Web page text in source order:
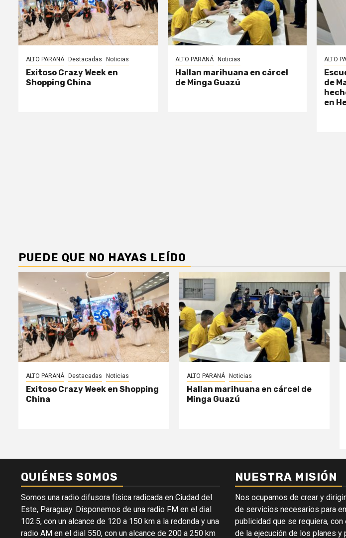
ALTO PARANÁ Destacadas Noticias
Exitoso Crazy Week en
Shopping China
ALTO PARANÁ Noticias
Hallan marihuana en cárcel
de Minga Guazú
ALTO
de
en
PUEDE QUE NO HAYAS LEÍDO
ALTO PARANÁ Destacadas Noticias
Exitoso Crazy Week en Shopping
China
ALTO PARANÁ Noticias
Hallan marihuana en cárcel de
Minga Guazú
QUIÉNES SOMOS
Somos una radio difusora física radicada en Ciudad del
Este, Paraguay. Disponemos de una radio FM en el dial
102.5, con un alcance de 120 a 150 km a la redonda y una
radio AM en el dial 550, con un alcance de 200 a 250 km
NUESTRA MISIÓN
Nos ocupamos de crear y
de servicios necesarios para
publicidad que se requiera,
de la ejecución de los planes y